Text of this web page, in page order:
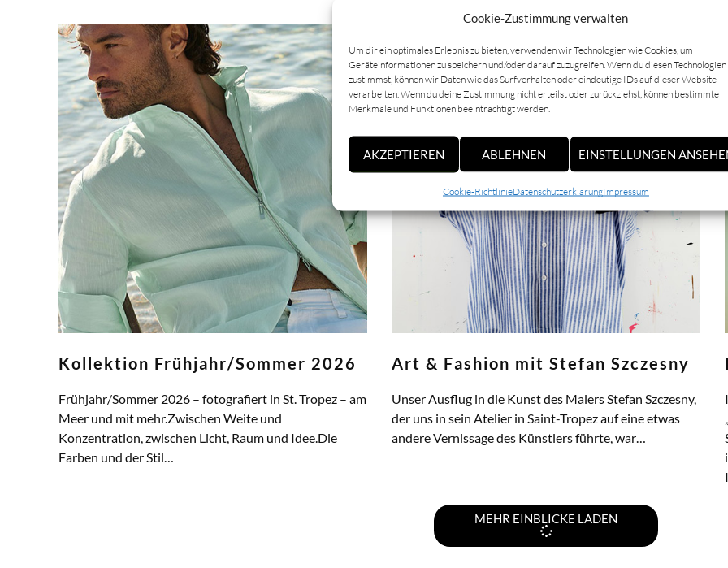
Cookie-Zustimmung verwalten
Um dir ein optimales Erlebnis zu bieten, verwenden wir Technologien wie Cookies, um
Geräteinformationen zu speichern und/oder darauf zuzugreifen. Wenn du diesen Technologien
zustimmst, können wir Daten wie das Surfverhalten oder eindeutige IDs auf dieser Website
verarbeiten. Wenn du deine Zustimmung nicht erteilst oder zurückziehst, können bestimmte
Merkmale und Funktionen beeinträchtigt werden.
AKZEPTIEREN ABLEHNEN EINSTELLUNGEN
Cookie-RichtlinieDatenschutzerklärungImpressum
Kollektion Frühjahr/Sommer 2026
Frühjahr/Sommer 2026 – fotografiert in St. Tropez – am
Meer und mit mehr.Zwischen Weite und
Konzentration, zwischen Licht, Raum und Idee.Die
Farben und der Stil…
Art & Fashion mit Stefan Szczesny
Unser Ausflug in die Kunst des Malers Stefan Szczesny,
der uns in sein Atelier in Saint-Tropez auf eine etwas
andere Vernissage des Künstlers führte, war…
MEHR EINBLICKE LADEN